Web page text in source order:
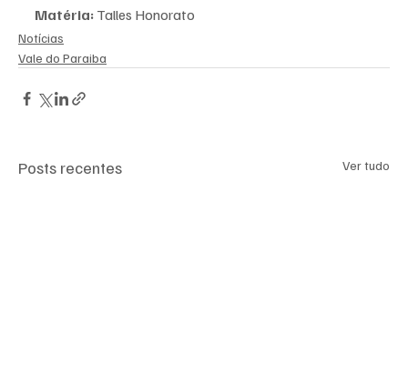
Matéria: Talles Honorato
Notícias
Vale do Paraiba
Posts recentes Ver tudo